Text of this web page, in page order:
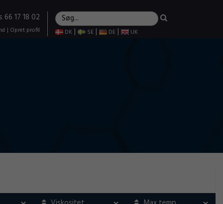
66 17 18 02
| Opret profil DK | SE | DE | UK